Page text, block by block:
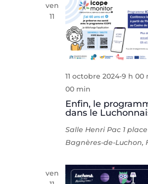
ven
11
Enfin, le
dans le
11 octobre 2024-9 h 00
00 min
Salle Henri Pac 1
Bagnères-de-Luchon,
ven